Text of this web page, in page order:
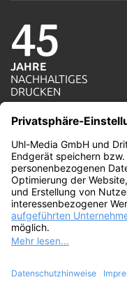
45
JAHRE
NACHHALTIGES
DRUCKEN
1=1
AKTION
JE AUFTRAG WIRD
EIN BAUM GEPFLANZT
100%
WIR
PRODUZIEREN MIT